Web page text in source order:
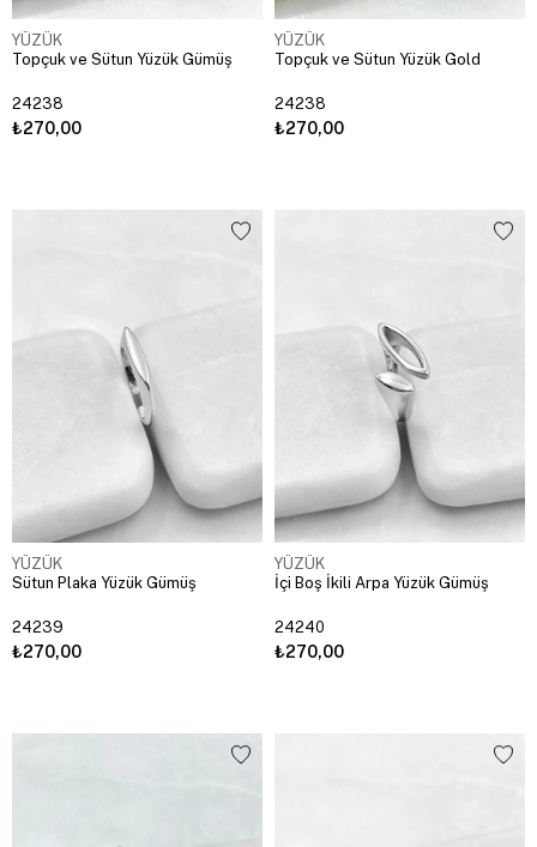
YÜZÜK
Topçuk ve Sütun Yüzük Gümüş
24238
₺270,00
YÜZÜK
Topçuk ve Sütun Yüzük Gold
24238
₺270,00
YÜZÜK
Sütun Plaka Yüzük Gümüş
24239
₺270,00
YÜZÜK
İçi Boş İkili Arpa Yüzük Gümüş
24240
₺270,00